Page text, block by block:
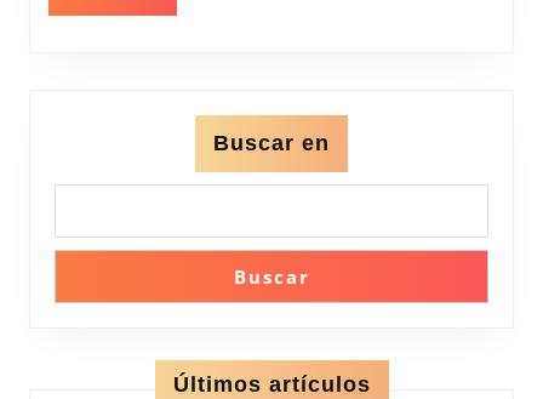
Buscar en
Buscar
Últimos artículos